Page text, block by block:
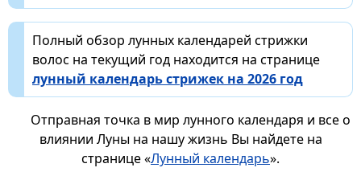
Полный обзор лунных календарей стрижки
волос на текущий год находится на странице
лунный календарь стрижек на 2026 год
Отправная точка в мир лунного календаря и все о
влиянии Луны на нашу жизнь Вы найдете на
странице «Лунный календарь».